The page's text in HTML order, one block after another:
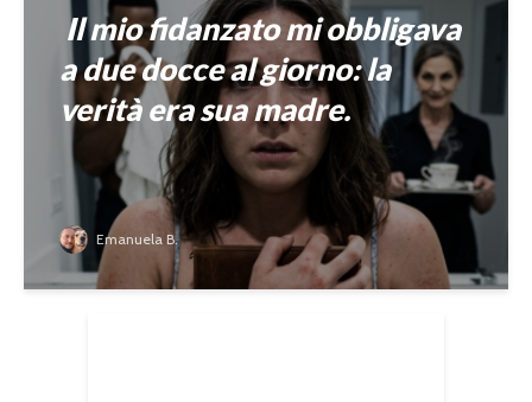
Il mio fidanzato mi obbligava
a due docce al giorno: la
verità era sua madre.
Emanuela B.